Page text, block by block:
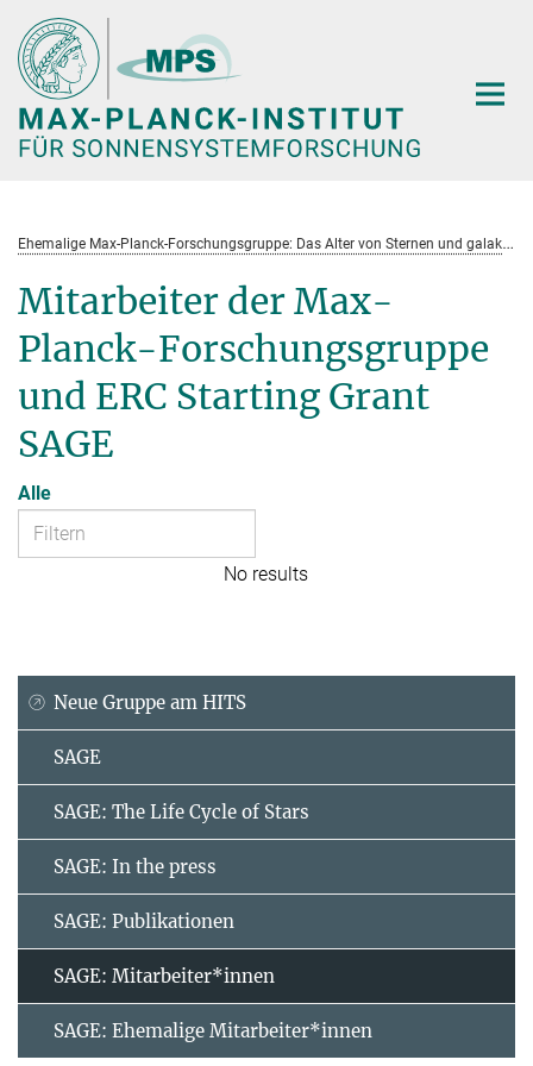
Hauptinhalt
E
hemalige Max-Planck-Forschungsgruppe: Das Alter von Sternen und galaktische Entwicklung
Mitarbeiter der Max-
Planck-Forschungsgruppe
und ERC Starting Grant
SAGE
Alle
No results
Neue Gruppe am HITS
SAGE
SAGE: The Life Cycle of Stars
SAGE: In the press
SAGE: Publikationen
SAGE: Mitarbeiter*innen
SAGE: Ehemalige Mitarbeiter*innen